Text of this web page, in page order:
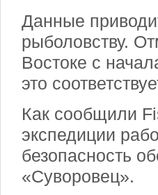
Данные
рыболовству.
Востоке с
это
Как сообщили
экспедиции
безопасность
«Суворовец».